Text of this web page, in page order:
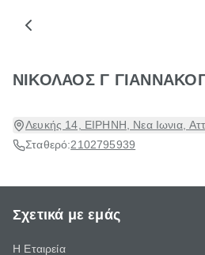
ΝΙΚΟΛΑΟΣ Γ
Λευκής 14, ΕΙΡΗΝΗ, Νεα Ιωνια,
Σταθερό:2102795939
Σχετικά με εμάς
Η Εταιρεία